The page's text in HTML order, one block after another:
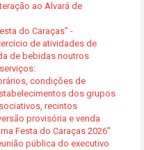
ao Alvará de
do Caraças” -
de atividades de
de bebidas noutros
condições de
dos grupos
recintos
provisória e venda
Festa do Caraças 2026”
pública do executivo